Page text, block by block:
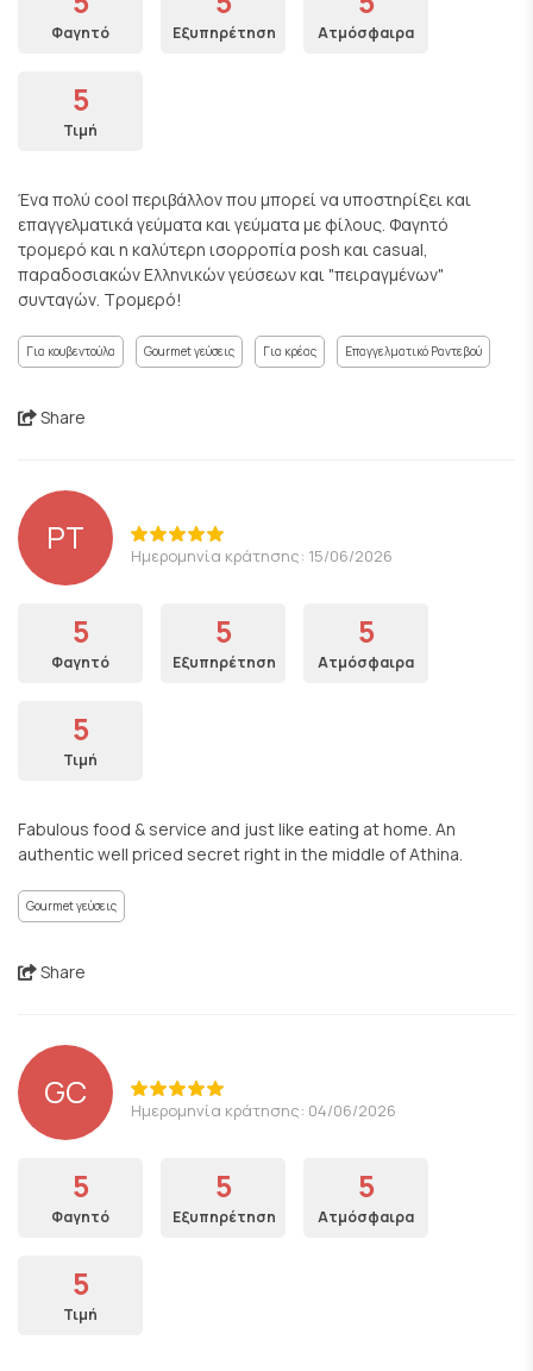
Φαγητό Εξυπηρέτηση Ατμόσφαιρα
5
Τιμή
Ένα πολύ cool περιβάλλον που μπορεί να υποστηρίξει και
επαγγελματικά γεύματα και γεύματα με φίλους. Φαγητό
τρομερό και η καλύτερη ισορροπία posh και casual,
παραδοσιακών Ελληνικών γεύσεων και "πειραγμένων"
συνταγών. Τρομερό!
Για κουβεντούλα Gourmet γεύσεις Για κρέας Επαγγελματικό Ραντεβού
Share
PT Ημερομηνία κράτησης: 15/06/2026
5
Φαγητό
5
Εξυπηρέτηση
5
Ατμόσφαιρα
5
Τιμή
Fabulous food & service and just like eating at home. An
authentic well priced secret right in the middle of Athina.
Gourmet γεύσεις
Share
GC Ημερομηνία κράτησης: 04/06/2026
5
Φαγητό
5
Εξυπηρέτηση
5
Ατμόσφαιρα
5
Τιμή